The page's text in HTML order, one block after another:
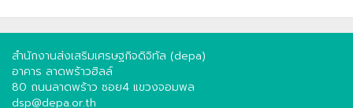
สำนักงานส่งเสริมเศรษฐกิจดิจิทัล (depa)
อาคาร ลาดพร้าวฮิลล์
80 ถนนลาดพร้าว ซอย4 แขวงจอมพล
dsp@depa.or.th